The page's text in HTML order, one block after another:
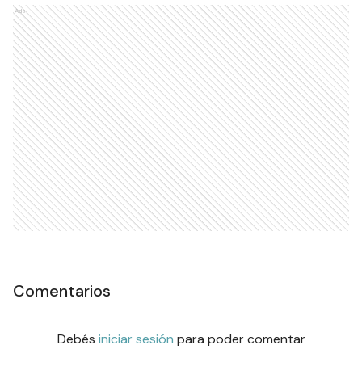
Ads
Comentarios
Debés iniciar sesión para poder comentar